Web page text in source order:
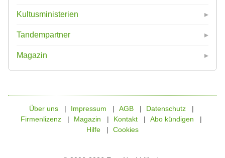
Kultusministerien
Tandempartner
Magazin
Über uns Impressum AGB
Datenschutz
Firmenlizenz
Magazin Kontakt
Abo kündigen
Hilfe
Cookies